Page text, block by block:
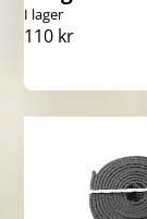
I lager
110 kr